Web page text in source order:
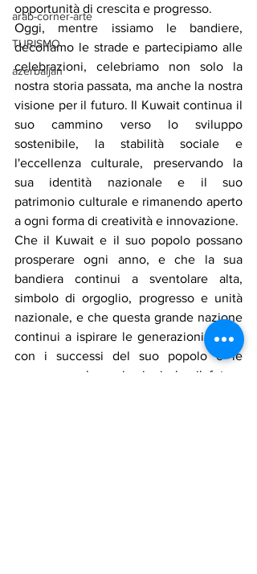
arab-corner-arte
TURISMO
azerbaijan
opportunità di crescita e progresso.
Oggi, mentre issiamo le bandiere,
decoriamo le strade e partecipiamo alle
celebrazioni, celebriamo non solo la
nostra storia passata, ma anche la nostra
visione per il futuro. Il Kuwait continua il
suo cammino verso lo sviluppo
sostenibile, la stabilità sociale e
l'eccellenza culturale, preservando la
sua identità nazionale e il suo
patrimonio culturale e rimanendo aperto
a ogni forma di creatività e innovazione.
Che il Kuwait e il suo popolo possano
prosperare ogni anno, e che la sua
bandiera continui a sventolare alta,
simbolo di orgoglio, progresso e unità
nazionale, e che questa grande nazione
continui a ispirare le generazioni future
con i successi del suo popolo e le
speranze e le aspirazioni che il futuro